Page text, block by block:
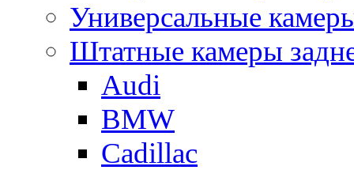
Универсальные
Штатные камеры
Audi
BMW
Cadillac